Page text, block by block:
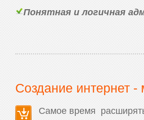
Понятная и логичная
Создание интернет -
Самое время